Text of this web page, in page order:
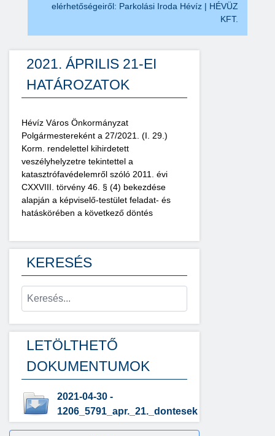
elérhetőségeiről: Parkolási Iroda Hévíz | HÉVÜZ
KFT.
2021. ÁPRILIS 21-EI
HATÁROZATOK
Hévíz Város Önkormányzat
Polgármestereként a 27/2021. (I. 29.)
Korm. rendelettel kihirdetett
veszélyhelyzetre tekintettel a
katasztrófavédelemről szóló 2011. évi
CXXVIII. törvény 46. § (4) bekezdése
alapján a képviselő-testület feladat- és
hatáskörében a következő döntés
KERESÉS
LETÖLTHETŐ
DOKUMENTUMOK
2021-04-30 -
1206_5791_apr._21._dontesek